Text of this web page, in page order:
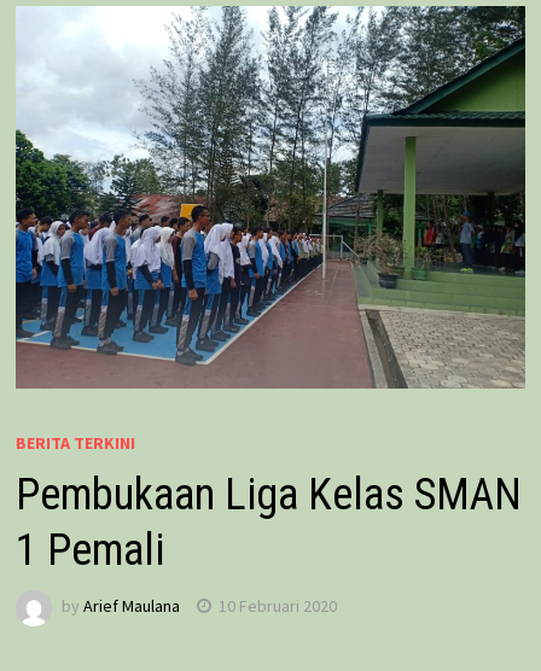
BERITA TERKINI
Pembukaan Liga Kelas SMAN
1 Pemali
by Arief Maulana 10 Februari 2020